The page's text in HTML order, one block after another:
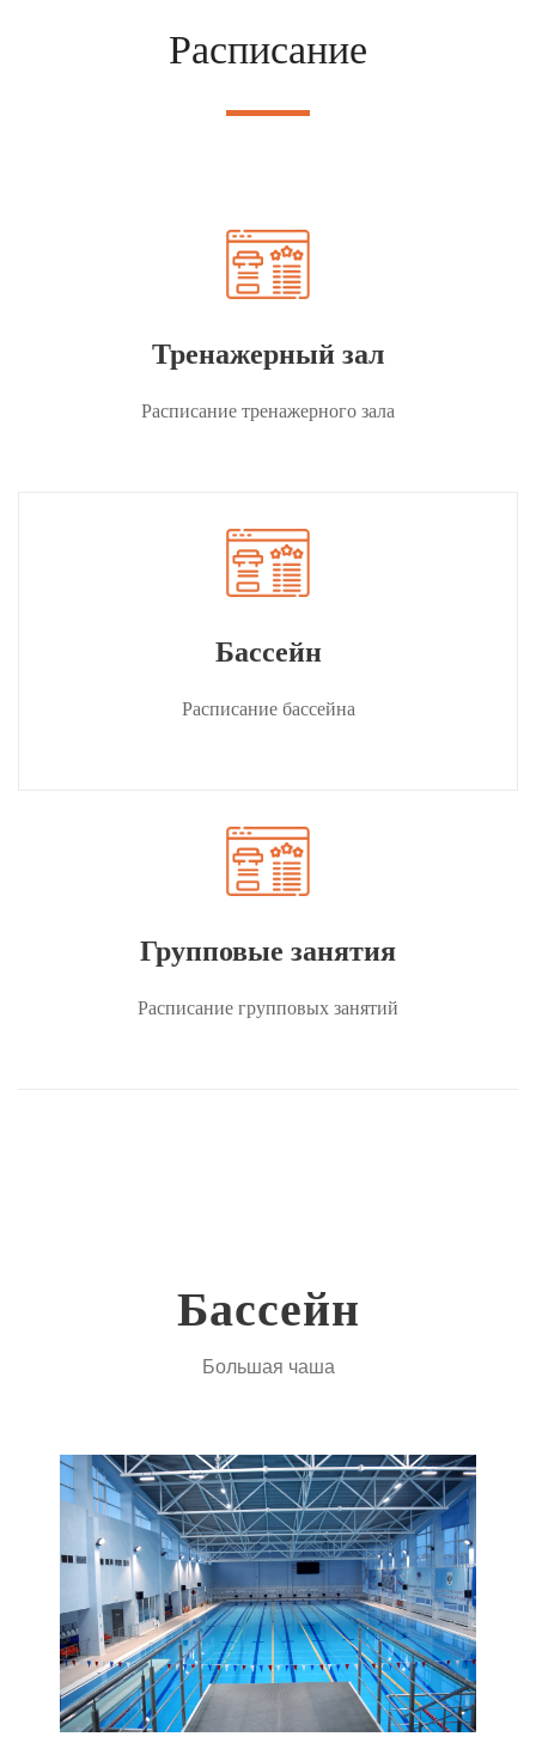
Расписание
Тренажерный зал
Расписание тренажерного зала
Бассейн
Расписание бассейна
Групповые занятия
Расписание групповых занятий
Бассейн
Большая чаша